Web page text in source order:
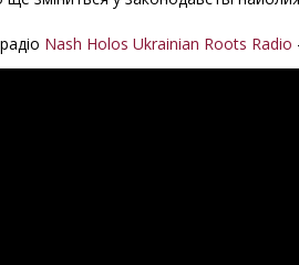
Nash Holos Ukrainian Roots Radio